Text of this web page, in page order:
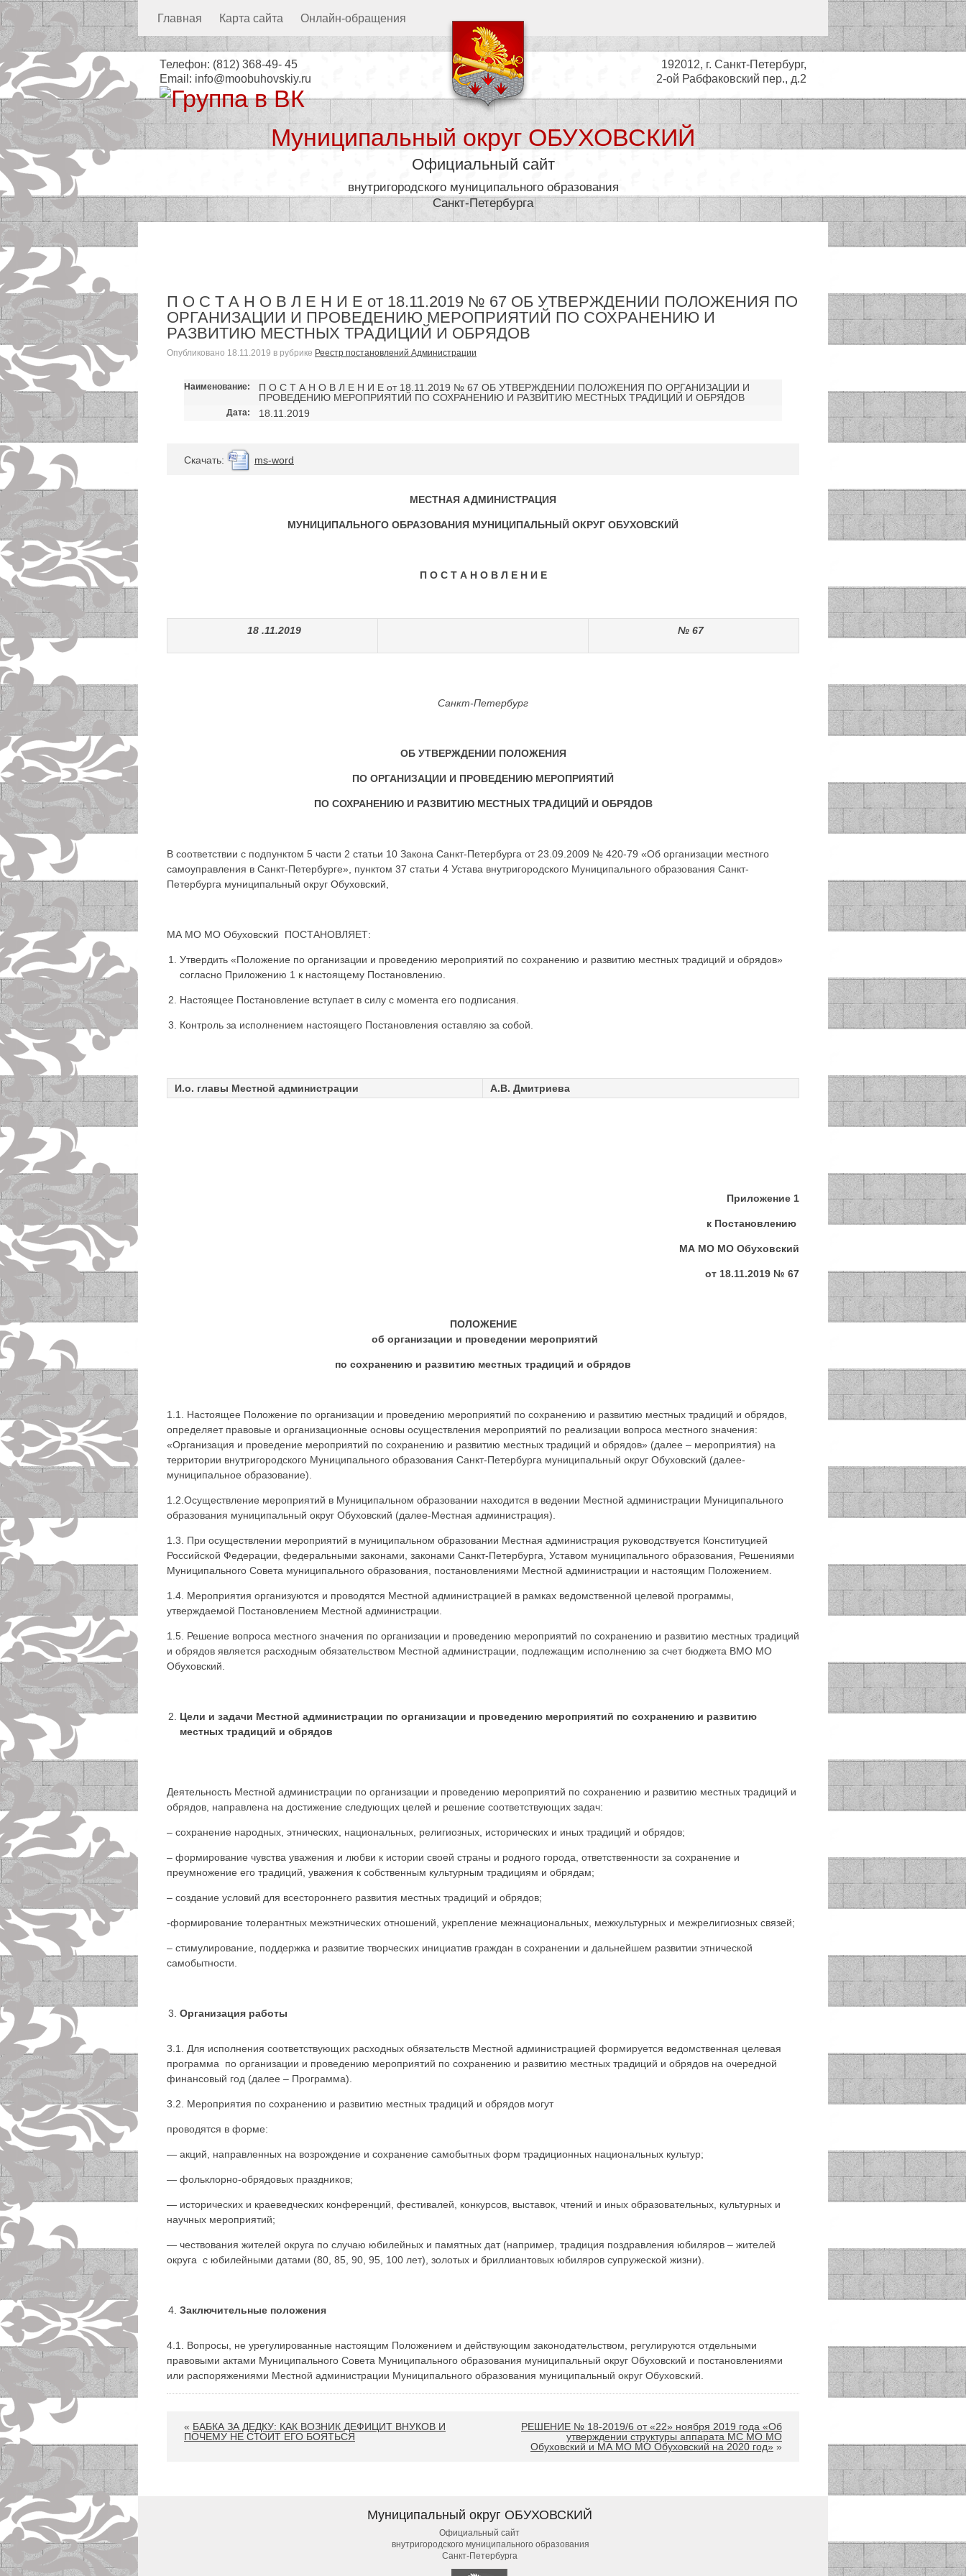
Главная Карта сайта Онлайн-обращения
Телефон: (812) 368-49- 45
Email: info@moobuhovskiy.ru
192012, г. Санкт-Петербург,
2-ой Рабфаковский пер., д.2
Муниципальный округ ОБУХОВСКИЙ
Официальный сайт
внутригородского муниципального образования
Санкт-Петербурга
П О С Т А Н О В Л Е Н И Е от 18.11.2019 № 67 ОБ УТВЕРЖДЕНИИ ПОЛОЖЕНИЯ ПО
ОРГАНИЗАЦИИ И ПРОВЕДЕНИЮ МЕРОПРИЯТИЙ ПО СОХРАНЕНИЮ И
РАЗВИТИЮ МЕСТНЫХ ТРАДИЦИЙ И ОБРЯДОВ
Опубликовано 18.11.2019 в рубрике Реестр постановлений Администрации
Наименование:
П О С Т А Н О В Л Е Н И Е от 18.11.2019 № 67 ОБ УТВЕРЖДЕНИИ ПОЛОЖЕНИЯ ПО ОРГАНИЗАЦИИ И
ПРОВЕДЕНИЮ МЕРОПРИЯТИЙ ПО СОХРАНЕНИЮ И РАЗВИТИЮ МЕСТНЫХ ТРАДИЦИЙ И ОБРЯДОВ
Дата: 18.11.2019
Cкачать: ms-word
МЕСТНАЯ АДМИНИСТРАЦИЯ
МУНИЦИПАЛЬНОГО ОБРАЗОВАНИЯ МУНИЦИПАЛЬНЫЙ ОКРУГ ОБУХОВСКИЙ
П О С Т А Н О В Л Е Н И Е
18 .11.2019 № 67
Санкт-Петербург
ОБ УТВЕРЖДЕНИИ ПОЛОЖЕНИЯ
ПО ОРГАНИЗАЦИИ И ПРОВЕДЕНИЮ МЕРОПРИЯТИЙ
ПО СОХРАНЕНИЮ И РАЗВИТИЮ МЕСТНЫХ ТРАДИЦИЙ И ОБРЯДОВ
В соответствии с подпунктом 5 части 2 статьи 10 Закона Санкт-Петербурга от 23.09.2009 № 420-79 «Об организации местного
самоуправления в Санкт-Петербурге», пунктом 37 статьи 4 Устава внутригородского Муниципального образования Санкт-
Петербурга муниципальный округ Обуховский,
МА МО МО Обуховский ПОСТАНОВЛЯЕТ:
Утвердить «Положение по организации и проведению мероприятий по сохранению и развитию местных традиций и обрядов»
согласно Приложению 1 к настоящему Постановлению.
Настоящее Постановление вступает в силу с момента его подписания.
Контроль за исполнением настоящего Постановления оставляю за собой.
И.о. главы Местной администрации А.В. Дмитриева
Приложение 1
к Постановлению
МА МО МО Обуховский
от 18.11.2019 № 67
ПОЛОЖЕНИЕ
об организации и проведении мероприятий
по сохранению и развитию местных традиций и обрядов
1.1. Настоящее Положение по организации и проведению мероприятий по сохранению и развитию местных традиций и обрядов,
определяет правовые и организационные основы осуществления мероприятий по реализации вопроса местного значения:
«Организация и проведение мероприятий по сохранению и развитию местных традиций и обрядов» (далее – мероприятия) на
территории внутригородского Муниципального образования Санкт-Петербурга муниципальный округ Обуховский (далее-
муниципальное образование).
1.2.Осуществление мероприятий в Муниципальном образовании находится в ведении Местной администрации Муниципального
образования муниципальный округ Обуховский (далее-Местная администрация).
1.3. При осуществлении мероприятий в муниципальном образовании Местная администрация руководствуется Конституцией
Российской Федерации, федеральными законами, законами Санкт-Петербурга, Уставом муниципального образования, Решениями
Муниципального Совета муниципального образования, постановлениями Местной администрации и настоящим Положением.
1.4. Мероприятия организуются и проводятся Местной администрацией в рамках ведомственной целевой программы,
утверждаемой Постановлением Местной администрации.
1.5. Решение вопроса местного значения по организации и проведению мероприятий по сохранению и развитию местных традиций
и обрядов является расходным обязательством Местной администрации, подлежащим исполнению за счет бюджета ВМО МО
Обуховский.
Цели и задачи Местной администрации по организации и проведению мероприятий по сохранению и развитию
местных традиций и обрядов
Деятельность Местной администрации по организации и проведению мероприятий по сохранению и развитию местных традиций и
обрядов, направлена на достижение следующих целей и решение соответствующих задач:
– сохранение народных, этнических, национальных, религиозных, исторических и иных традиций и обрядов;
– формирование чувства уважения и любви к истории своей страны и родного города, ответственности за сохранение и
преумножение его традиций, уважения к собственным культурным традициям и обрядам;
– создание условий для всестороннего развития местных традиций и обрядов;
-формирование толерантных межэтнических отношений, укрепление межнациональных, межкультурных и межрелигиозных связей;
– стимулирование, поддержка и развитие творческих инициатив граждан в сохранении и дальнейшем развитии этнической
самобытности.
Организация работы
3.1. Для исполнения соответствующих расходных обязательств Местной администрацией формируется ведомственная целевая
программа по организации и проведению мероприятий по сохранению и развитию местных традиций и обрядов на очередной
финансовый год (далее – Программа).
3.2. Мероприятия по сохранению и развитию местных традиций и обрядов могут
проводятся в форме:
— акций, направленных на возрождение и сохранение самобытных форм традиционных национальных культур;
— фольклорно-обрядовых праздников;
— исторических и краеведческих конференций, фестивалей, конкурсов, выставок, чтений и иных образовательных, культурных и
научных мероприятий;
— чествования жителей округа по случаю юбилейных и памятных дат (например, традиция поздравления юбиляров – жителей
округа с юбилейными датами (80, 85, 90, 95, 100 лет), золотых и бриллиантовых юбиляров супружеской жизни).
Заключительные положения
4.1. Вопросы, не урегулированные настоящим Положением и действующим законодательством, регулируются отдельными
правовыми актами Муниципального Совета Муниципального образования муниципальный округ Обуховский и постановлениями
или распоряжениями Местной администрации Муниципального образования муниципальный округ Обуховский.
« БАБКА ЗА ДЕДКУ: КАК ВОЗНИК ДЕФИЦИТ ВНУКОВ И
ПОЧЕМУ НЕ СТОИТ ЕГО БОЯТЬСЯ
РЕШЕНИЕ № 18-2019/6 от «22» ноября 2019 года «Об
утверждении структуры аппарата МС МО МО
Обуховский и МА МО МО Обуховский на 2020 год» »
Муниципальный округ ОБУХОВСКИЙ
Официальный сайт
внутригородского муниципального образования
Санкт-Петербурга